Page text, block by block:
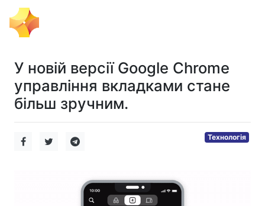
У новій версії Google Chrome
управління вкладками стане
більш зручним.
Технологія